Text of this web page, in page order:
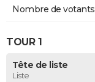
Nombre de votants
TOUR 1
Tête de liste
Liste